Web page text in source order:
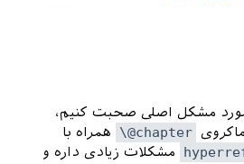
مورد مشکل اصلی صحبت کنیم،
\@chapter
همراه با
مشکلات زیادی داره و